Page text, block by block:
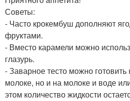
Советы:
- Часто крокембуш дополняют
фруктами.
- Вместо карамели можно
глазурь.
- Заварное тесто можно
молоке, но и на молоке и воде
этом количество жидкости